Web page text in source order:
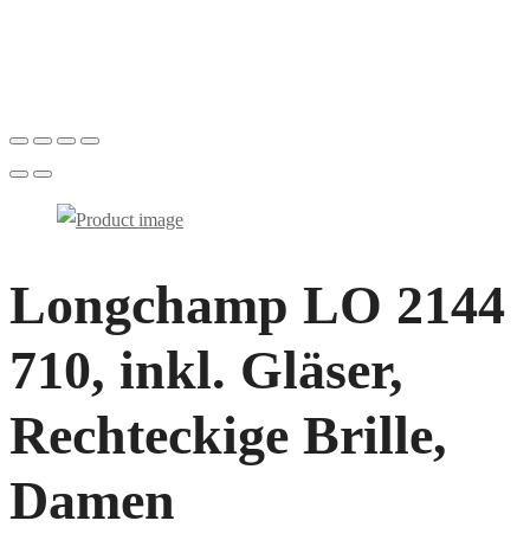
Longchamp LO 2144
710, inkl. Gläser,
Rechteckige Brille,
Damen